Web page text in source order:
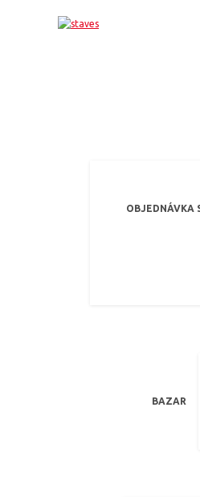
OBJEDNÁVKA
BAZAR